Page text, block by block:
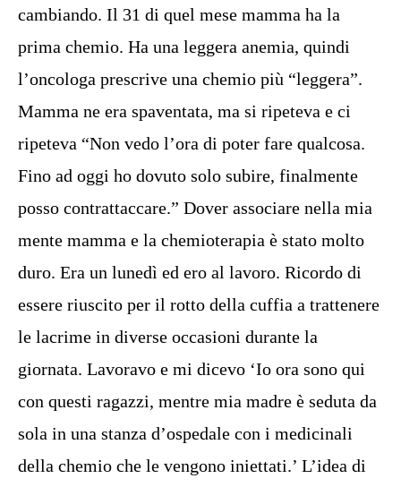
cambiando. Il 31 di quel mese mamma ha la
prima chemio. Ha una leggera anemia, quindi
l’oncologa prescrive una chemio più “leggera”.
Mamma ne era spaventata, ma si ripeteva e ci
ripeteva “Non vedo l’ora di poter fare qualcosa.
Fino ad oggi ho dovuto solo subire, finalmente
posso contrattaccare.” Dover associare nella mia
mente mamma e la chemioterapia è stato molto
duro. Era un lunedì ed ero al lavoro. Ricordo di
essere riuscito per il rotto della cuffia a trattenere
le lacrime in diverse occasioni durante la
giornata. Lavoravo e mi dicevo ‘Io ora sono qui
con questi ragazzi, mentre mia madre è seduta da
sola in una stanza d’ospedale con i medicinali
della chemio che le vengono iniettati.’ L’idea di